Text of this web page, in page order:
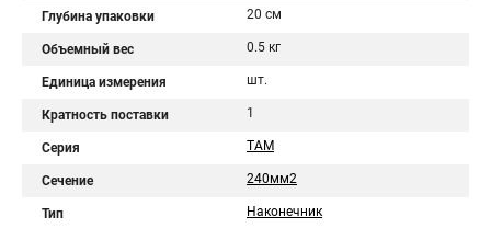
Глубина упаковки 20 см
Объемный вес 0.5 кг
Единица измерения шт.
Кратность поставки 1
Серия ТАМ
Сечение 240мм2
Тип Наконечник